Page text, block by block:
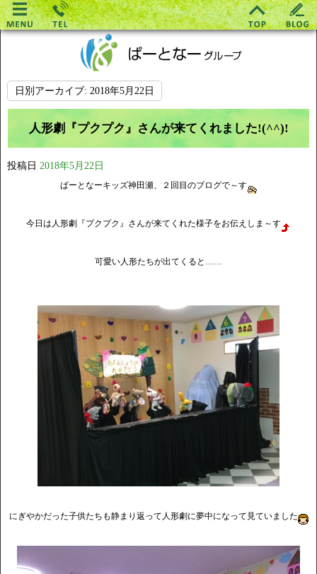
日別アーカイブ: 2018年5月22日
人形劇『プクプク』さんが来てくれました!(^^)!
投稿日 2018年5月22日
ぱーとなーキッズ神田瀬、２回目のブログで～す
今日は人形劇『プクプク』さんが来てくれた様子をお伝えしま～す
可愛い人形たちが出てくると……
にぎやかだった子供たちも静まり返って人形劇に夢中になって見ていました